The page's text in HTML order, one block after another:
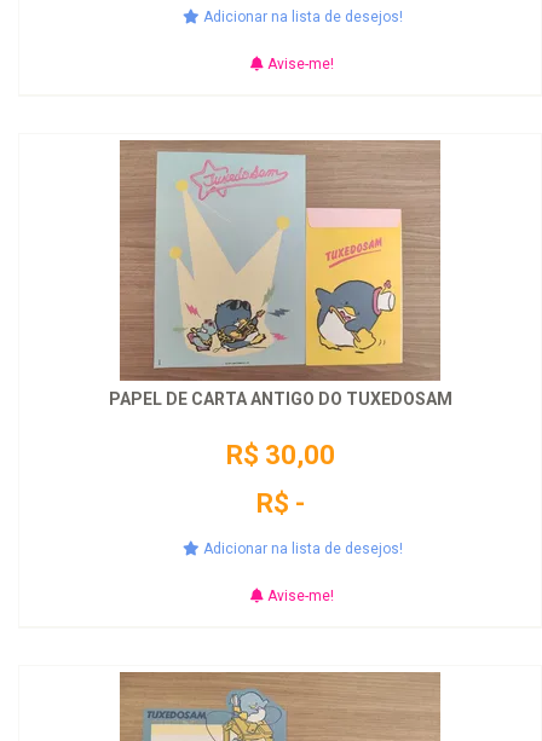
Adicionar na lista de desejos!
Avise-me!
PAPEL DE CARTA ANTIGO DO TUXEDOSAM
R$ 30,00
R$ -
Adicionar na lista de desejos!
Avise-me!